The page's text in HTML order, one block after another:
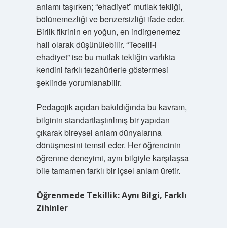
anlamı taşırken; “ehadiyet” mutlak tekliği,
bölünemezliği ve benzersizliği ifade eder.
Birlik fikrinin en yoğun, en indirgenemez
hali olarak düşünülebilir. “Tecelli-i
ehadiyet” ise bu mutlak tekliğin varlıkta
kendini farklı tezahürlerle göstermesi
şeklinde yorumlanabilir.
Pedagojik açıdan bakıldığında bu kavram,
bilginin standartlaştırılmış bir yapıdan
çıkarak bireysel anlam dünyalarına
dönüşmesini temsil eder. Her öğrencinin
öğrenme deneyimi, aynı bilgiyle karşılaşsa
bile tamamen farklı bir içsel anlam üretir.
Öğrenmede Tekillik: Aynı Bilgi, Farklı
Zihinler